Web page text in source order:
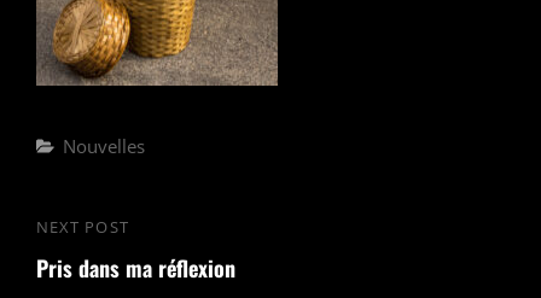
Categories
Nouvelles
Navigation
de
Next
Post
NEXT POST
Pris dans ma réflexion